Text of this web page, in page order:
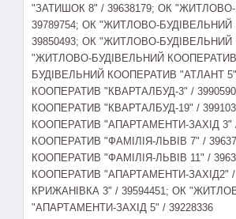
"ЗАТИШОК 8" / 39638179; ОК
39789754; ОК "ЖИТЛОВО-
39850493; ОК "ЖИТЛОВО-
"ЖИТЛОВО-БУДІВЕЛЬНИЙ
БУДІВЕЛЬНИЙ КООПЕРАТИВ "АТЛАНТ
КООПЕРАТИВ "КВАРТАЛБУД-3" /
КООПЕРАТИВ "КВАРТАЛБУД-19" /
КООПЕРАТИВ "АПАРТАМЕНТИ-ЗАХІД
КООПЕРАТИВ "ФАМІЛІЯ-ЛЬВІВ 7" /
КООПЕРАТИВ "ФАМІЛІЯ-ЛЬВІВ 11" /
КООПЕРАТИВ "АПАРТАМЕНТИ-ЗАХІД2"
КРИЖАНІВКА 3" / 39594451; ОК
"АПАРТАМЕНТИ-ЗАХІД 5" / 39228336